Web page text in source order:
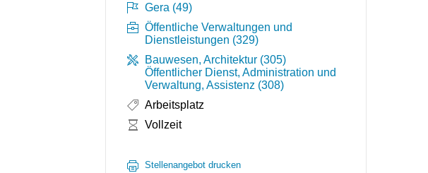
Gera (49)
Öffentliche Verwaltungen und
Dienstleistungen (329)
Bauwesen, Architektur (305)
Öffentlicher Dienst, Administration und
Verwaltung, Assistenz (308)
Arbeitsplatz
Arbeitszeit:
Vollzeit
Stellenangebot drucken